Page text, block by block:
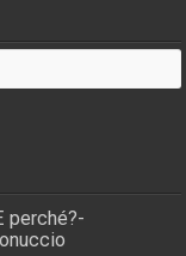
perché?-